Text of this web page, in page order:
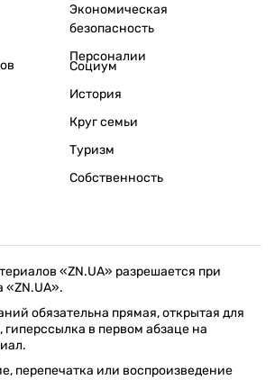
Экономическая
безопасность
Персоналии
Социум
История
Круг семьи
Туризм
Собственность
«ZN.UA» разрешается при
«ZN.UA».
обязательна прямая, открытая для
в первом абзаце на
перепечатка или воспроизведение